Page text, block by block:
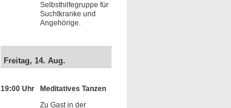
Selbsthilfegruppe für
Suchtkranke und
Angehörige.
Freitag, 14. Aug.
19:00 Uhr
Meditatives Tanzen
Zu Gast in der